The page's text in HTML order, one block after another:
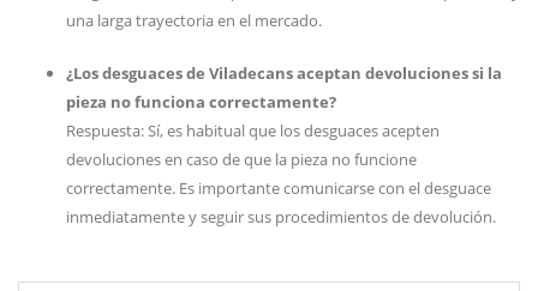
una larga trayectoria en el mercado.
¿Los desguaces de Viladecans aceptan devoluciones si la
pieza no funciona correctamente?
Respuesta: Sí, es habitual que los desguaces acepten
devoluciones en caso de que la pieza no funcione
correctamente. Es importante comunicarse con el desguace
inmediatamente y seguir sus procedimientos de devolución.